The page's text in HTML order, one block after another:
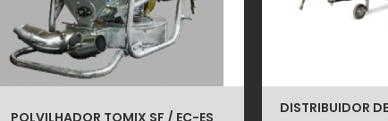
POLVILHADOR TOMIX SF / EC-ES
DISTRIBUIDOR